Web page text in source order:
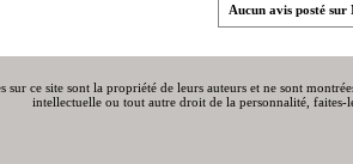
Aucun avis posté
sur ce site sont la propriété de leurs auteurs et ne sont
intellectuelle ou tout autre droit de la personnalité,